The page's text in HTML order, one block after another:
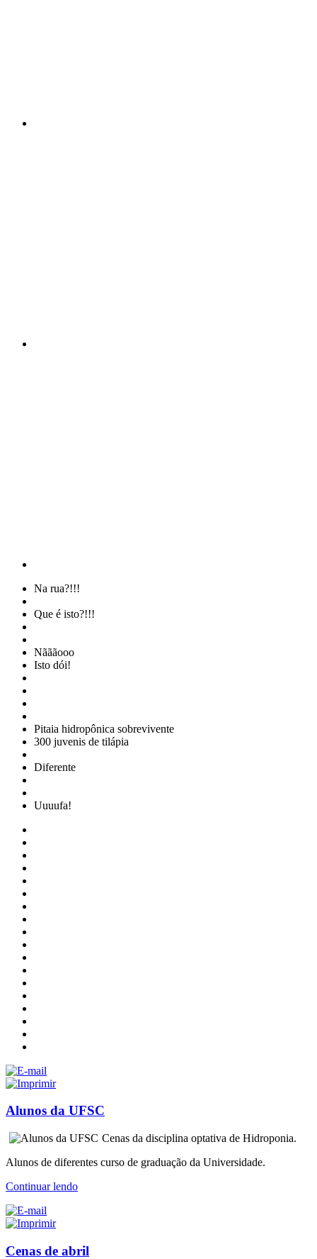
Na rua?!!!
Que é isto?!!!
Nãããooo
Isto dói!
Pitaia hidropônica sobrevivente
300 juvenis de tilápia
Diferente
Uuuufa!
Alunos da UFSC
Cenas da disciplina optativa de Hidroponia.
Alunos de diferentes curso de graduação da Universidade.
Continuar lendo
Cenas de abril